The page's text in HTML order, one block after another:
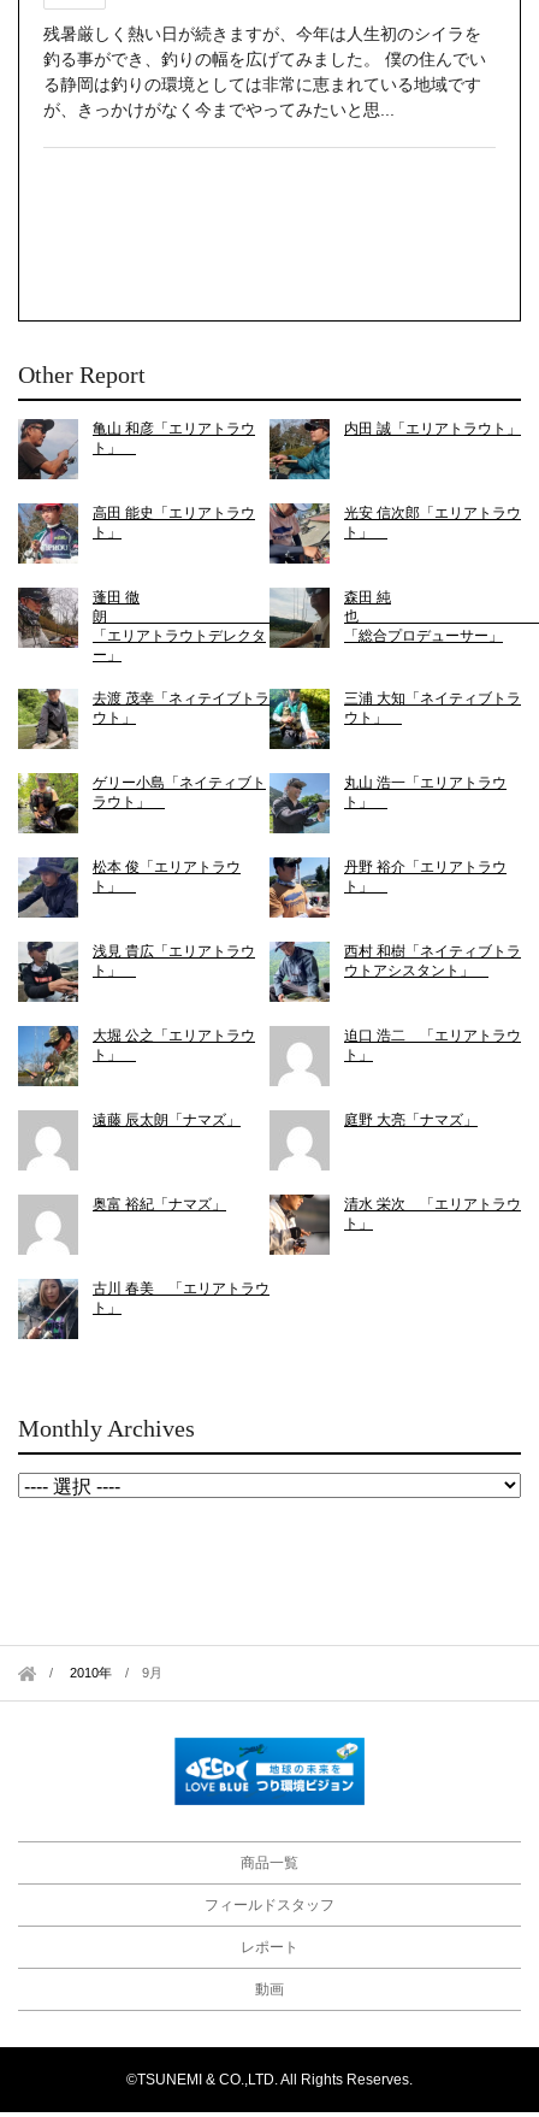
残暑厳しく熱い日が続きますが、今年は人生初のシイラを
釣る事ができ、釣りの幅を広げてみました。 僕の住んでい
る静岡は釣りの環境としては非常に恵まれている地域です
が、きっかけがなく今までやってみたいと思...
Other Report
亀山 和彦「エリアトラウ
ト」
内田 誠「エリアトラウト」
高田 能史「エリアトラウ
ト」
光安 信次郎「エリアトラウ
ト」
蓬田 徹
朗
「エリアトラウトデレクタ
ー」
森田 純
「総合プロデューサー」
去渡 茂幸「ネィテイブトラ
ウト」
三浦 大知「ネイティブトラ
ウト」
ゲリー小島「ネイティブト
ラウト」
丸山 浩一「エリアトラウ
ト」
松本 俊「エリアトラウ
ト」
丹野 裕介「エリアトラウ
ト」
浅見 貴広「エリアトラウ
ト」
西村 和樹「ネイティブトラ
ウトアシスタント」
大堀 公之「エリアトラウ
ト」
迫口 浩二 「エリアトラウ
ト」
遠藤 辰太朗「ナマズ」 庭野 大亮「ナマズ」
奥富 裕紀「ナマズ」
清水 栄次 「エリアトラウ
ト」
古川 春美 「エリアトラウ
ト」
Monthly Archives
2010年 /9月
商品一覧
フィールドスタッフ
レポート
動画
©TSUNEMI & CO.,LTD. All Rights Reserves.